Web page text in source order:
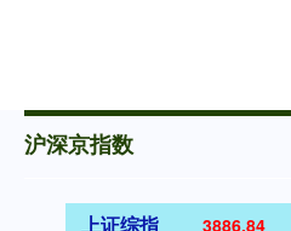
沪深京指数
上证综指 3886.84